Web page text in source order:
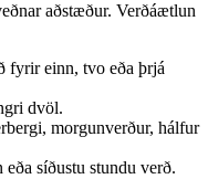
aðstæður. Verðáætlun
einn, tvo eða þrjá
dvöl.
morgunverður, hálfur
síðustu stundu verð.